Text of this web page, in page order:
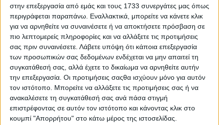
στην επεξεργασία από εμάς και τους 1733 συνεργάτες μας όπως
περιγράφεται παραπάνω. Εναλλακτικά, μπορείτε να κάνετε κλικ
για να αρνηθείτε να συναινέσετε ή να αποκτήσετε πρόσβαση σε
πιο λεπτομερείς πληροφορίες και να αλλάξετε τις προτιμήσεις
σας πριν συναινέσετε. Λάβετε υπόψη ότι κάποια επεξεργασία
των προσωπικών σας δεδομένων ενδέχεται να μην απαιτεί τη
συγκατάθεσή σας, αλλά έχετε το δικαίωμα να αρνηθείτε αυτήν
την επεξεργασία. Οι προτιμήσεις σαςθα ισχύουν μόνο για αυτόν
τον ιστότοπο. Μπορείτε να αλλάξετε τις προτιμήσεις σας ή να
ανακαλέσετε τη συγκατάθεσή σας ανά πάσα στιγμή
επιστρέφοντας σε αυτόν τον ιστότοπο και κάνοντας κλικ στο
κουμπί "Απορρήτου" στο κάτω μέρος της ιστοσελίδας.